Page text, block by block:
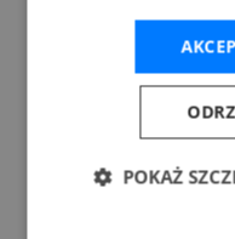
POKAŻ